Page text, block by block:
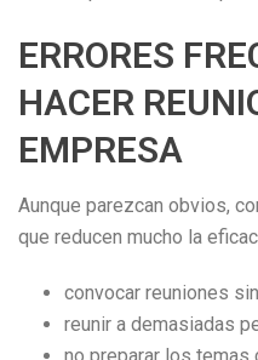
ERRORES
HACER
EMPRESA
Aunque parezcan obvios,
que reducen mucho la
convocar reuniones
reunir a demasiadas